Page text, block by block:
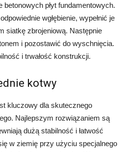
płyt fundamentowych.
wgłębienie, wypełnić je
siatkę zbrojeniową. Następnie
i pozostawić do wyschnięcia.
i trwałość konstrukcji.
kotwy
kluczowy dla skutecznego
Najlepszym rozwiązaniem są
dużą stabilność i łatwość
w ziemię przy użyciu specjalnego